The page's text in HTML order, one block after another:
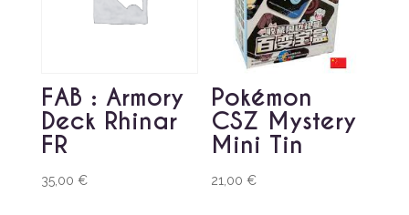
FAB : Armory
Deck Rhinar
FR
35,00 €
Pokémon
CSZ Mystery
Mini Tin
21,00€